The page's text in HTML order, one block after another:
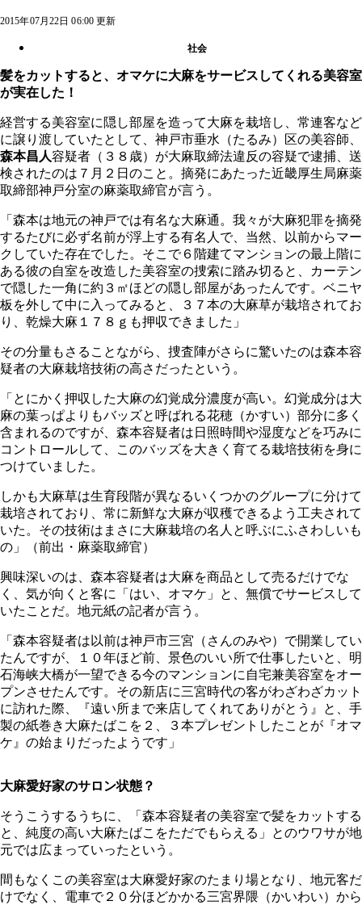
2015年07月22日 06:00 更新
社会
髪をカットすると、オマケに大麻をサービスしてくれる美容室
が実在した！
経営する美容室に隠し部屋を造って大麻を栽培し、常連客など
に譲り渡していたとして、神戸市垂水（たるみ）区の美容師、
森本昌人容疑者（３８歳）が大麻取締法違反の容疑で逮捕、送
検されたのは７月２日のこと。摘発にあたった近畿厚生局麻薬
取締部神戸分室の麻薬取締官が言う。
「森本は地元の神戸では有名な大麻通。我々が大麻犯罪を摘発
するたびに必ず名前が浮上する有名人で、当然、以前からマー
クしていた存在でした。そこで６階建てマンションの最上階に
ある彼の自室を改造した美容室の捜索に踏み切ると、カーテン
で隠した一角に約３㎡ほどの隠し部屋があったんです。ベニヤ
板を外して中に入ってみると、３７本の大麻草が栽培されてお
り、乾燥大麻１７８ｇも押収できました」
その分量もさることながら、捜査陣がさらに驚いたのは森本容
疑者の大麻栽培技術の高さだったという。
「とにかく押収した大麻の幻覚成分濃度が高い。幻覚成分は大
麻の葉っぱよりもバッズと呼ばれる花穂（かすい）部分に多く
含まれるのですが、森本容疑者は日照時間や湿度などを巧みに
コントロールして、このバッズを大きく育てる栽培技術を身に
つけていました。
しかも大麻草は生育段階が異なるいくつかのグループに分けて
栽培されており、常に新鮮な大麻が収穫できるよう工夫されて
いた。その技術はまさに大麻栽培の名人と呼ぶにふさわしいも
の」（前出・麻薬取締官）
興味深いのは、森本容疑者は大麻を商品として売るだけでな
く、気が向くと客に「はい、オマケ」と、無償でサービスして
いたことだ。地元紙の記者が言う。
「森本容疑者は以前は神戸市三宮（さんのみや）で開業してい
たんですが、１０年ほど前、景色のいい所で仕事したいと、明
石海峡大橋が一望できる今のマンションに自宅兼美容室をオー
プンさせたんです。その新店に三宮時代の客がわざわざカット
に訪れた際、『遠い所まで来店してくれてありがとう』と、手
製の紙巻き大麻たばこを２、３本プレゼントしたことが『オマ
ケ』の始まりだったようです」
大麻愛好家のサロン状態？
そうこうするうちに、「森本容疑者の美容室で髪をカットする
と、純度の高い大麻たばこをただでもらえる」とのウワサが地
元では広まっていったという。
間もなくこの美容室は大麻愛好家のたまり場となり、地元客だ
けでなく、電車で２０分ほどかかる三宮界隈（かいわい）から